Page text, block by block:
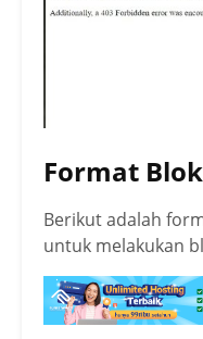
Format
Berikut adalah
untuk melakukan